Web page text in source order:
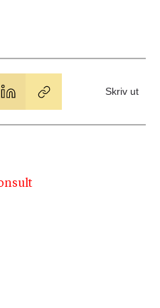
Skriv ut